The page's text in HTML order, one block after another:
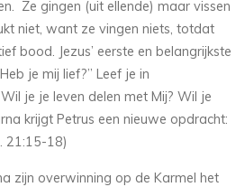
Ze gingen (uit ellende) maar vissen
niet, want ze vingen niets, totdat
bood. Jezus’ eerste en belangrijkste
je mij lief?” Leef je in
je je leven delen met Mij? Wil je
krijgt Petrus een nieuwe opdracht:
21:15-18)
zijn overwinning op de Karmel het